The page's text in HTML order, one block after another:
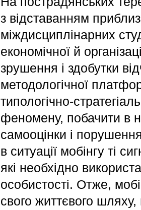
з відставанням
міждисциплінарних
економічної й
зрушення і здобутки
методологічної
типологічно-
феномену, побачити в
самооцінки і
в ситуації мобінгу ті
які необхідно
особистості. Отже,
свого життєвого